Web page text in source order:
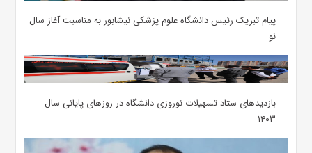
پیام تبریک رئیس دانشگاه علوم پزشکی نیشابور به مناسبت آغاز سال
نو
بازدیدهای ستاد تسهیلات نوروزی دانشگاه در روزهای پایانی سال
۱۴۰۳